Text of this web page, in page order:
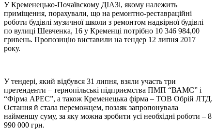
У Кременецько-Почаївскому ДІАЗі, якому належить
приміщення, порахували, що на ремонтно-реставраційні
роботи будівлі музичної школи з ремонтом надвірної будівлі
по вулиці Шевченка, 16 у Кременці потрібно 10 346 984,00
гривень. Пропозицію виставили на тендер 12 липня 2017
року.
У тендері, який відбувся 31 липня, взяли участь три
претенденти – тернопільські підприємства ПМП “ВАМС” і
“Фірма АРЕС”, а також Кременецька фірма – ТОВ Обрій ЛТД.
Остання й стала переможцем, позаяк запропонувала
найменшу суму, за яку можна зробити усі необхідні роботи – 8
990 000 грн.